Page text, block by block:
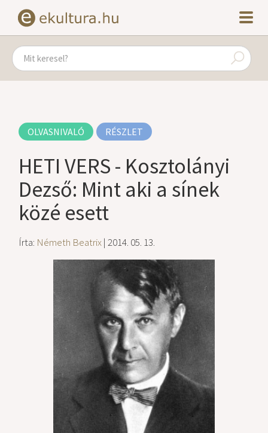
OLVASNIVALÓ RÉSZLET
HETI VERS - Kosztolányi
Dezső: Mint aki a sínek
közé esett
Írta: Németh Beatrix| 2014. 05. 13.